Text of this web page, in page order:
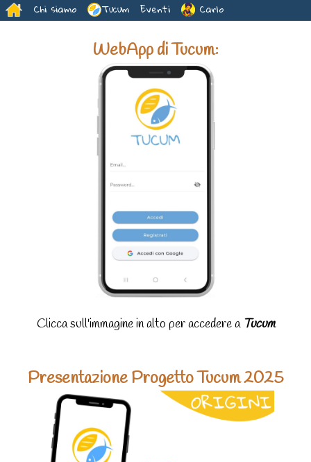
Chi siamo Tucum Eventi Carlo
WebApp di Tucum:
Clicca sull'immagine in alto per accedere a Tucum
Presentazione Progetto Tucum 2025